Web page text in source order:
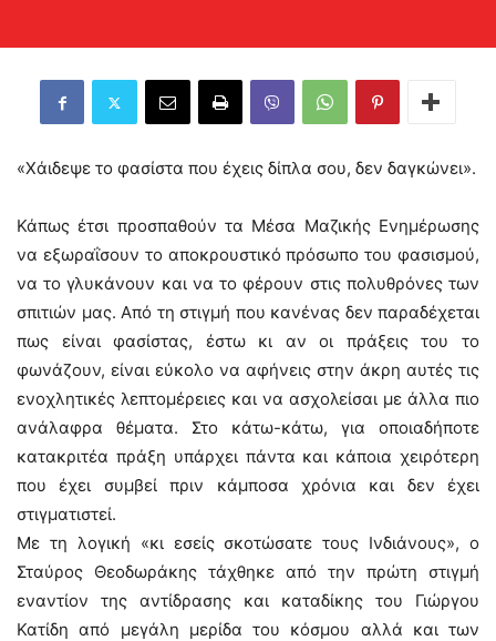
«Χάιδεψε το φασίστα που έχεις δίπλα σου, δεν δαγκώνει».
Κάπως έτσι προσπαθούν τα Μέσα Μαζικής Ενημέρωσης
να εξωραΐσουν το αποκρουστικό πρόσωπο του φασισμού,
να το γλυκάνουν και να το φέρουν στις πολυθρόνες των
σπιτιών μας. Από τη στιγμή που κανένας δεν παραδέχεται
πως είναι φασίστας, έστω κι αν οι πράξεις του το
φωνάζουν, είναι εύκολο να αφήνεις στην άκρη αυτές τις
ενοχλητικές λεπτομέρειες και να ασχολείσαι με άλλα πιο
ανάλαφρα θέματα. Στο κάτω-κάτω, για οποιαδήποτε
κατακριτέα πράξη υπάρχει πάντα και κάποια χειρότερη
που έχει συμβεί πριν κάμποσα χρόνια και δεν έχει
στιγματιστεί.
Με τη λογική «κι εσείς σκοτώσατε τους Ινδιάνους», ο
Σταύρος Θεοδωράκης τάχθηκε από την πρώτη στιγμή
εναντίον της αντίδρασης και καταδίκης του Γιώργου
Κατίδη από μεγάλη μερίδα του κόσμου αλλά και των